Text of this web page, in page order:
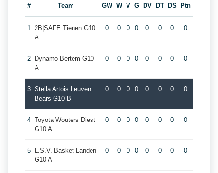
# Team GW W V G DV DT DS Ptn
1 2B|SAFE Tienen G10
A
0 0 0 0 0 0 0 0
2
Dynamo Bertem G10
A
0 0 0 0 0 0 0 0
3 Stella Artois Leuven
Bears G10 B
0 0 0 0 0 0 0 0
4 Toyota Wouters Diest
G10 A
0 0 0 0 0 0 0 0
5
L.S.V. Basket Landen
G10 A
0 0 0 0 0 0 0 0